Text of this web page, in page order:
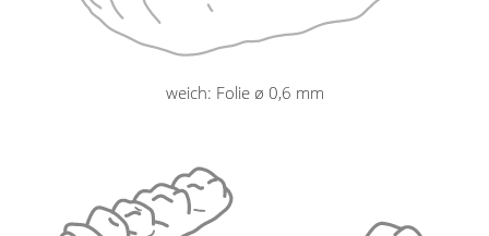
weich: Folie ø 0,6 mm